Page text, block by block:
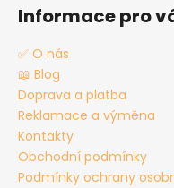
Informace pro
✅ O nás
📖 Blog
Doprava a platba
Reklamace a výměna
Kontakty
Obchodní podmínky
Podmínky ochrany